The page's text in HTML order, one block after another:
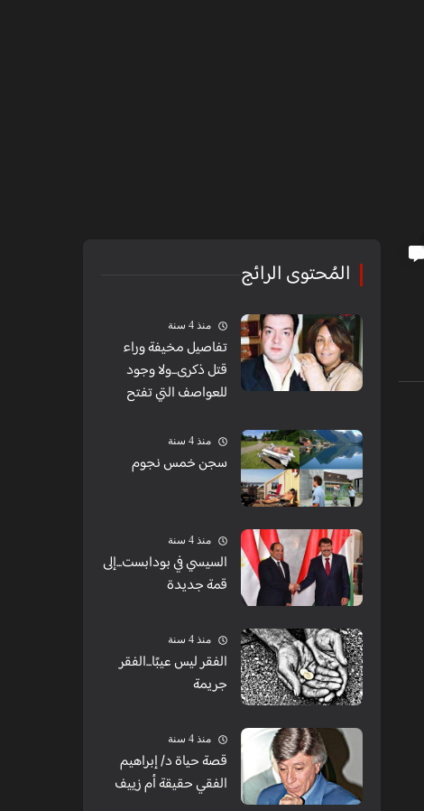
المُحتوى الرائج
منذ 4 سنة
تفاصيل مخيفة وراء
قتل ذكرى...ولا وجود
للعواصف التي تفتح
منذ 4 سنة
سجن خمس نجوم
منذ 4 سنة
السيسي في بودابست...إلى
قمة جديدة
منذ 4 سنة
الفقر ليس عيبًا...الفقر
جريمة
منذ 4 سنة
قصة حياة د/ إبراهيم
الفقي حقيقة أم زييف